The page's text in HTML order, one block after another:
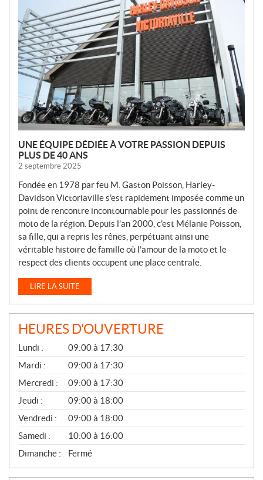
U
V
E
L
L
E
UNE ÉQUIPE DÉDIÉE À VOTRE PASSION DEPUIS
PLUS DE 40 ANS
2 septembre 2025
Fondée en 1978 par feu M. Gaston Poisson, Harley-
Davidson Victoriaville s’est rapidement imposée comme un
point de rencontre incontournable pour les passionnés de
moto de la région. Depuis l’an 2000, c’est Mélanie Poisson,
sa fille, qui a repris les rênes, perpétuant ainsi une
véritable histoire de famille où l’amour de la moto et le
respect des clients occupent une place centrale.
LIRE LA SUITE
HEURES D'OUVERTURE
G
É
N
É
R
A
L
Lundi :
09:00 à 17:30
Mardi :
09:00 à 17:30
Mercredi :
09:00 à 17:30
Jeudi :
09:00 à 18:00
Vendredi :
09:00 à 18:00
Samedi :
10:00 à 16:00
Dimanche :
Fermé